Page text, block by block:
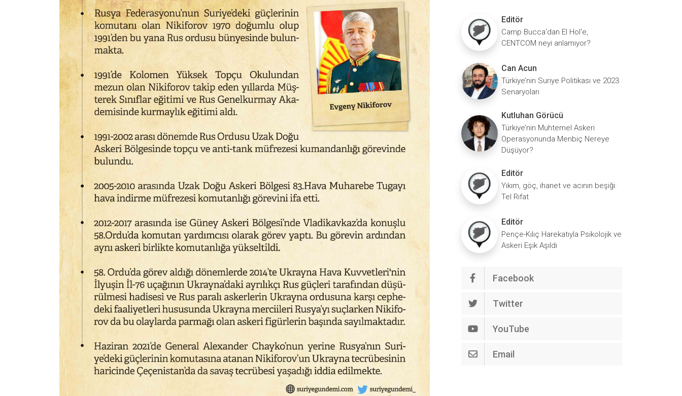
Editör
Camp Bucca'dan El Hol'e,
CENTCOM neyi anlamıyor?
Can Acun
Türkiye’nin Suriye Politikası ve 2023
Senaryoları
Kutluhan Görücü
Türkiye’nin Muhtemel Askeri
Operasyonunda Menbiç Nereye
Düşüyor?
Editör
Yıkım, göç, ihanet ve acının beşiği:
Tel Rıfat
Editör
Pençe-Kılıç Harekatıyla Psikolojik ve
Askeri Eşik Aşıldı
Facebook
Twitter
YouTube
Email